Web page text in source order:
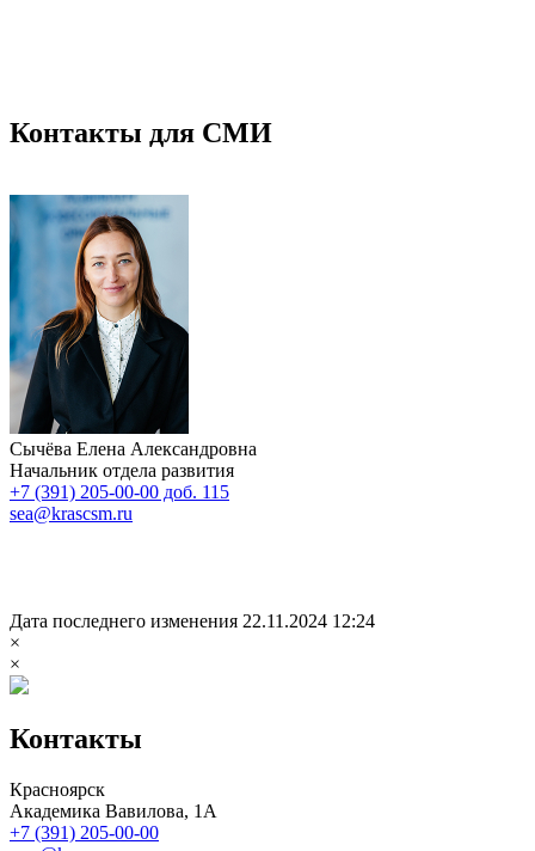
Контакты для СМИ
Сычёва Елена Александровна
Начальник отдела развития
+7 (391) 205-00-00 доб. 115
sea@krascsm.ru
Дата последнего изменения 22.11.2024 12:24
×
×
Контакты
Красноярск
Академика Вавилова, 1А
+7 (391) 205-00-00